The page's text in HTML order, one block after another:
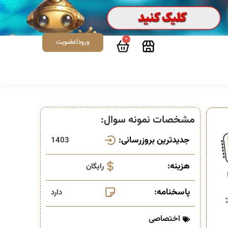
0 ورود|عضویت
مشخصات نمونه سوال:
جدیدترین بروزرسانی: 1403
هزینه: رایگان
پاسخنامه: دارد
اختصاصی